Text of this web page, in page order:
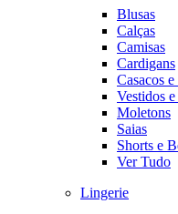
Blusas
Calças
Camisas
Cardigans
Casacos e
Vestidos
Moletons
Saias
Shorts e
Ver Tudo
Lingerie